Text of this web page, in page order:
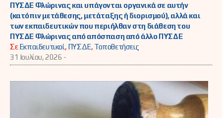
ΠΥΣΔΕ Φλώρινας και υπάγονται οργανικά σε αυτήν
(κατόπιν μετάθεσης, μετάταξης ή διορισμού), αλλά και
των εκπαιδευτικών που περιήλθαν στη διάθεση του
ΠΥΣΔΕ Φλώρινας από απόσπαση από άλλο ΠΥΣΔΕ
ΣεΕκπαιδευτικοί, ΠΥΣΔΕ, Τοποθετήσεις
31 Ιουλίου, 2026 -